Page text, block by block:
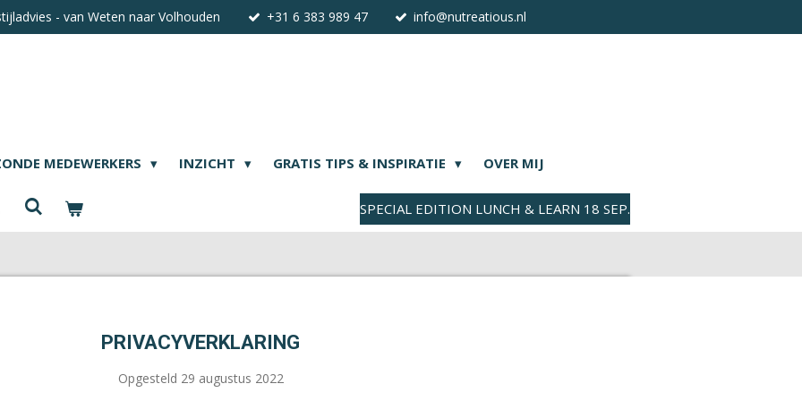
- van Weten naar Volhouden +31 6 383 989 47 info@nutreatious.nl
MEDEWERKERS INZICHT GRATIS TIPS & INSPIRATIE OVER MIJ
SPECIAL EDITION LUNCH & LEARN 18 SEP.
PRIVACYVERKLARING
Opgesteld 29 augustus 2022